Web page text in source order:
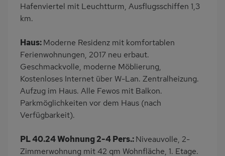
Hafenviertel mit Leuchtturm, Ausflugsschiffen 1,3
km.
Haus:Moderne Residenz mit komfortablen
Ferienwohnungen, 2017 neu erbaut.
Geschmackvolle, moderne Möblierung,
Kostenloses Internet über W-Lan. Zentralheizung.
Aufzug im Haus. Alle Fewos mit Balkon.
Parkmöglichkeiten vor dem Haus (nach
Verfügbarkeit).
PL 40.24 Wohnung 2-4 Pers.:Niveauvolle, 2-
Zimmerwohnung mit 42 qm Wohnfläche, 1. Etage.